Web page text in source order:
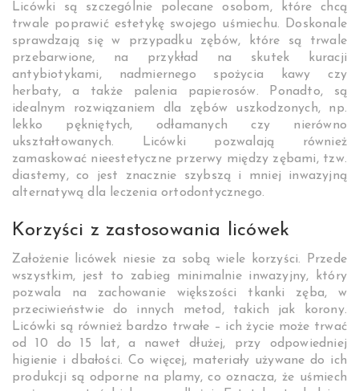
Licówki są szczególnie polecane osobom, które chcą
trwale poprawić estetykę swojego uśmiechu. Doskonale
sprawdzają się w przypadku zębów, które są trwale
przebarwione, na przykład na skutek kuracji
antybiotykami, nadmiernego spożycia kawy czy
herbaty, a także palenia papierosów. Ponadto, są
idealnym rozwiązaniem dla zębów uszkodzonych, np.
lekko pękniętych, odłamanych czy nierówno
ukształtowanych. Licówki pozwalają również
zamaskować nieestetyczne przerwy między zębami, tzw.
diastemy, co jest znacznie szybszą i mniej inwazyjną
alternatywą dla leczenia ortodontycznego.
Korzyści z zastosowania licówek
Założenie licówek niesie za sobą wiele korzyści. Przede
wszystkim, jest to zabieg minimalnie inwazyjny, który
pozwala na zachowanie większości tkanki zęba, w
przeciwieństwie do innych metod, takich jak korony.
Licówki są również bardzo trwałe – ich życie może trwać
od 10 do 15 lat, a nawet dłużej, przy odpowiedniej
higienie i dbałości. Co więcej, materiały używane do ich
produkcji są odporne na plamy, co oznacza, że uśmiech